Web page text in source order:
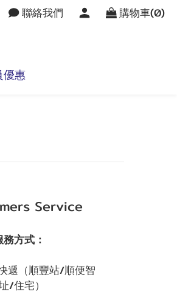
聯絡我們 購物車(0)
惠
Service
方式：
遞（順豐站/順便智
/住宅）